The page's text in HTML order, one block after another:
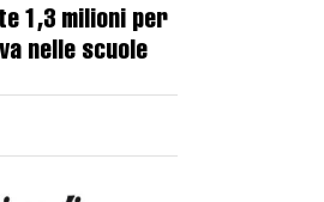
1,3 milioni per
nelle scuole